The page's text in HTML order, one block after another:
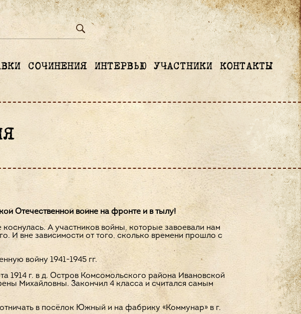
СОЧИНЕНИЯ ИНТЕРВЬЮ УЧАСТНИКИ КОНТАКТЫ
Отечественной войне на фронте и в тылу!
А участников войны, которые завоевали нам
И вне зависимости от того, сколько времени прошло с
войну 1941-1945 гг.
1914 г. в д. Остров Комсомольского района Ивановской
Михайловны. Закончил 4 класса и считался самым
в посёлок Южный и на фабрику «Коммунар» в г.